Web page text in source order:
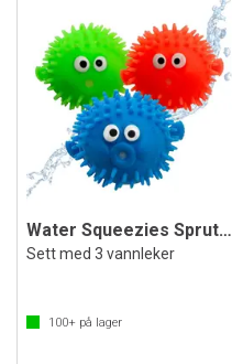
Water Squeezies Spruteleker
Sett med 3 vannleker
100+ på lager